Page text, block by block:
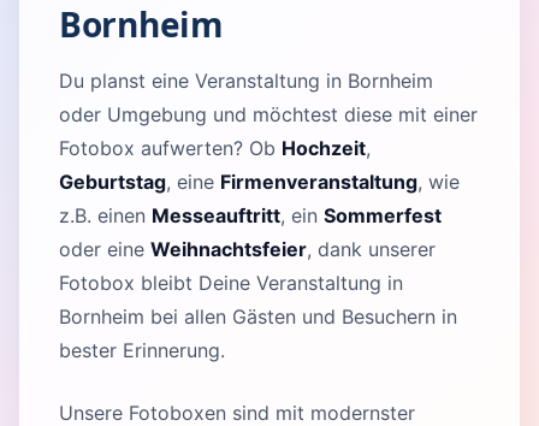
Bornheim
Du planst eine Veranstaltung in Bornheim
oder Umgebung und möchtest diese mit einer
Fotobox aufwerten? Ob Hochzeit,
Geburtstag, eine Firmenveranstaltung, wie
z.B. einen Messeauftritt, ein Sommerfest
oder eine Weihnachtsfeier, dank unserer
Fotobox bleibt Deine Veranstaltung in
Bornheim bei allen Gästen und Besuchern in
bester Erinnerung.
Unsere Fotoboxen sind mit modernster